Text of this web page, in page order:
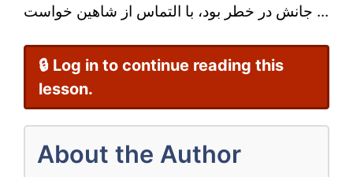
جانش در خطر بود، با التماس از شاهین خواست ...
🔒 Log in to continue reading this
lesson.
About the Author